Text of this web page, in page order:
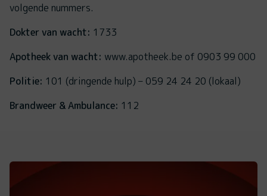
volgende nummers.
Dokter van wacht: 1733
Apotheek van wacht: www.apotheek.be of 0903 99 000
Politie: 101 (dringende hulp) – 059 24 24 20 (lokaal)
Brandweer & Ambulance: 112